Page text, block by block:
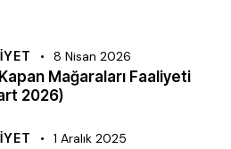
8 Nisan 2026
Mağaraları Faaliyeti
2026)
1 Aralık 2025